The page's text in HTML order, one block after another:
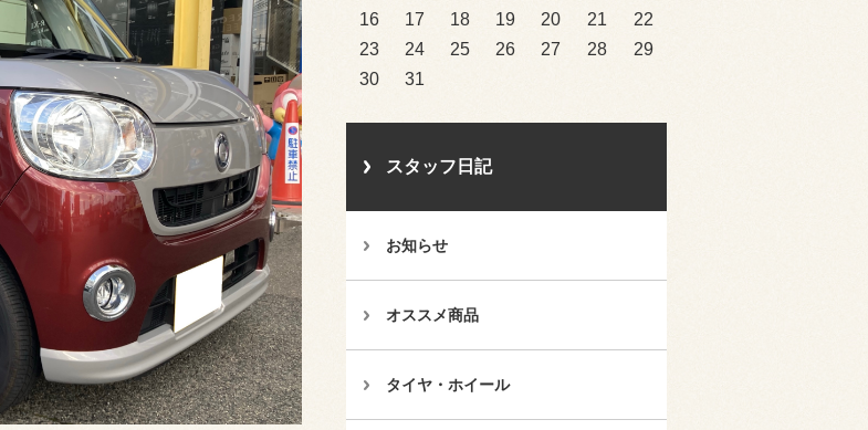
16
17 18 19 20 21
22
23
24 25 26 27 28
29
30
31
スタッフ日記
お知らせ
オススメ商品
タイヤ・ホイール